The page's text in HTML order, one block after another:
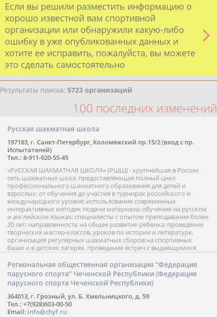
Если вы решили разместить информацию о
хорошо известной вам спортивной
организации или обнаружили какую-либо
ошибку в уже опубликованных данных и
хотите ее исправить, пожалуйста, вы можете
это сделать самостоятельно
Результаты поиска: 5723 организаций
100 последних изменений
Русская шахматная школа
197183, г. Санкт-Петербург, Коломяжский пр.15/2 (вход с пр.
Испытателей)
Тел.: 8-911-920-55-45
«РУССКАЯ ШАХМАТНАЯ ШКОЛА» (РШШ) - крупнейшая в России
сеть шахматных школ, предоставляющая полный цикл
профессионального шахматного образования для детей и
взрослых: от обучения до участия в турнирах российского и
международного уровня; использование современных
интерактивных методик подачи материала; обучение на русском
и английском языках; специалисты с опытом преподавания более
20 лет; направленность на общее развитие ребенка: проведение
творческих мастер-классов, уроков по истории и литературе,
организация регулярных шахматных сборов на спортивных
базах и в детских лагерях, проведение встреч с выдающимися
шахматистами; корпоративное обучение; онлайн обучение в
форме вебинаров и индивидуальных занятий, круглые столы
российских и международных тренеров, организация фестивалей;
онлайн трансляция мероприятий и турниров.
Региональная общественная организация “Федерация
парусного спорта” Чеченской Республики (Федерация
парусного спорта Чеченской Республики)
364013, г. Грозный, ул. Б. Хмельницкого, д. 59
Тел.: +7(928)603-00-50
Email: info@chyf.ru